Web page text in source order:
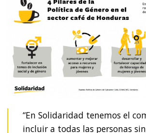
“En Solidaridad tenemos el
incluir a todas las personas